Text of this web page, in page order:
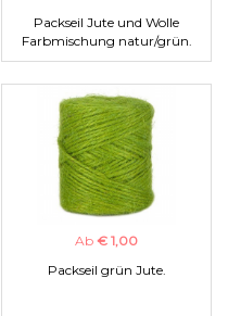
Packseil Jute und Wolle
Farbmischung natur/grün.
Ab € 1,00
Packseil grün Jute.